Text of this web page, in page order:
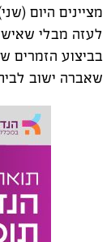
לעזה מבלי
בביצוע הזמרים
שאברה ישוב